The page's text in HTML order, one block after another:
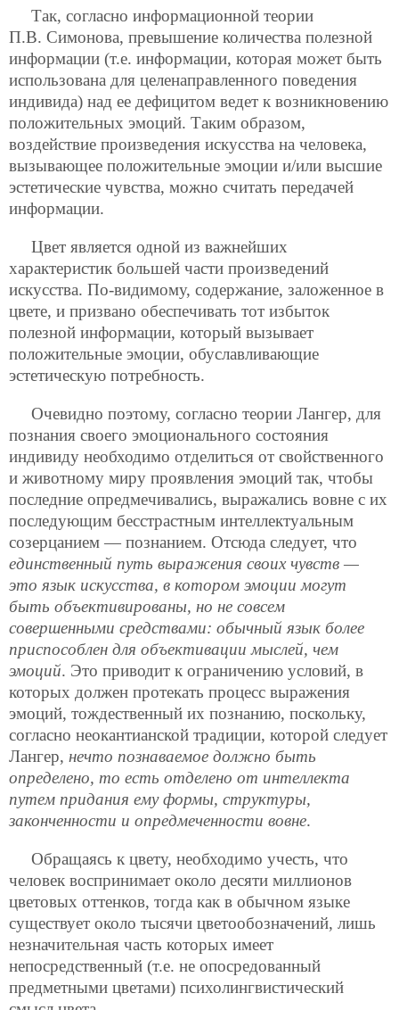
Так, согласно информационной теории
П.В. Симонова, превышение количества полезной
информации (т.е. информации, которая может быть
использована для целенаправленного поведения
индивида) над ее дефицитом ведет к возникновению
положительных эмоций. Таким образом,
воздействие произведения искусства на человека,
вызывающее положительные эмоции и/или высшие
эстетические чувства, можно считать передачей
информации.
Цвет является одной из важнейших
характеристик большей части произведений
искусства. По-видимому, содержание, заложенное в
цвете, и призвано обеспечивать тот избыток
полезной информации, который вызывает
положительные эмоции, обуславливающие
эстетическую потребность.
Очевидно поэтому, согласно теории Лангер, для
познания своего эмоционального состояния
индивиду необходимо отделиться от свойственного
и животному миру проявления эмоций так, чтобы
последние опредмечивались, выражались вовне с их
последующим бесстрастным интеллектуальным
созерцанием — познанием. Отсюда следует, что
единственный путь выражения своих чувств —
это язык искусства, в котором эмоции могут
быть объективированы, но не совсем
совершенными средствами: обычный язык более
приспособлен для объективации мыслей, чем
эмоций. Это приводит к ограничению условий, в
которых должен протекать процесс выражения
эмоций, тождественный их познанию, поскольку,
согласно неокантианской традиции, которой следует
Лангер, нечто познаваемое должно быть
определено, то есть отделено от интеллекта
путем придания ему формы, структуры,
законченности и опредмеченности вовне.
Обращаясь к цвету, необходимо учесть, что
человек воспринимает около десяти миллионов
цветовых оттенков, тогда как в обычном языке
существует около тысячи цветообозначений, лишь
незначительная часть которых имеет
непосредственный (т.е. не опосредованный
предметными цветами) психолингвистический